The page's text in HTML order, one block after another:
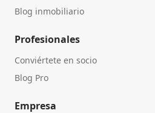
Blog inmobiliario
Profesionales
Conviértete en socio
Blog Pro
Empresa